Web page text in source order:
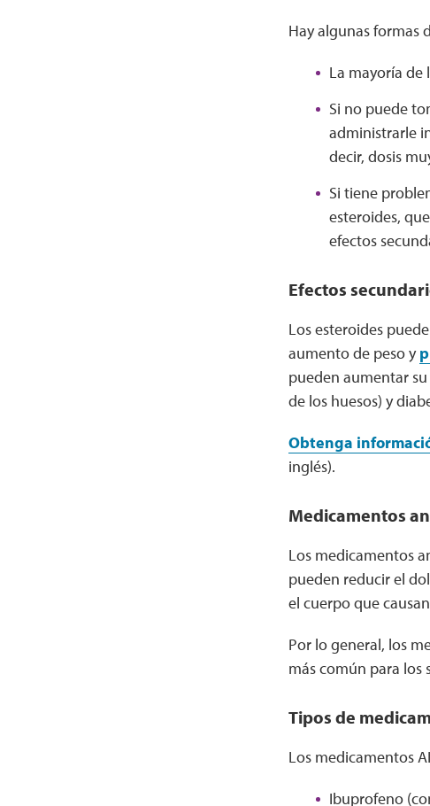
Hay algunas formas
La mayoría de
Si no puede
administrarle
decir, dosis
Si tiene
esteroides,
efectos
Efectos
Los esteroides
aumento de peso y
pueden aumentar
de los huesos) y
Obtenga
inglés).
Medicamentos
Los medicamentos
pueden reducir el
el cuerpo que
Por lo general, los
más común para los
Tipos de
Los medicamentos
Ibuprofeno